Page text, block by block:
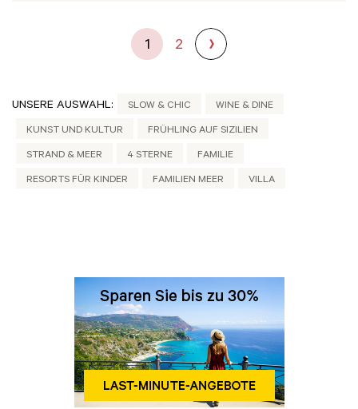
1 2
UNSERE AUSWAHL: SLOW & CHIC WINE & DINE
KUNST UND KULTUR FRÜHLING AUF SIZILIEN
STRAND & MEER 4 STERNE FAMILIE
RESORTS FÜR KINDER FAMILIEN MEER VILLA